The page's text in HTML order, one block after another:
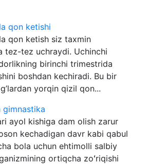
qon ketishi
qon ketish siz taxmin
tez-tez uchraydi. Uchinchi
birinchi trimestrida
boshdan kechiradi. Bu bir
yorqin qizil qon...
gimnastika
ayol kishiga dam olish zarur
kechadigan davr kabi qabul
bola uchun ehtimolli salbiy
ortiqcha zoʻriqishi